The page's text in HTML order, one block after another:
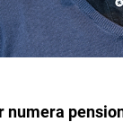
numera